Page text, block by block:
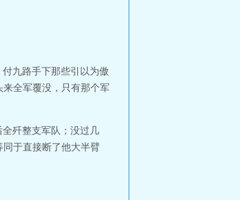
九路手下那些引以为傲
全军覆没，只有那个军
歼整支军队；没过几
同于直接断了他大半臂